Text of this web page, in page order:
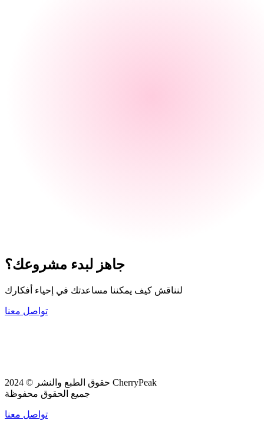
جاهز لبدء مشروعك؟
لنناقش كيف يمكننا مساعدتك في إحياء أفكارك
تواصل معنا
حقوق الطبع والنشر © 2024 CherryPeak
جميع الحقوق محفوظة
تواصل معنا